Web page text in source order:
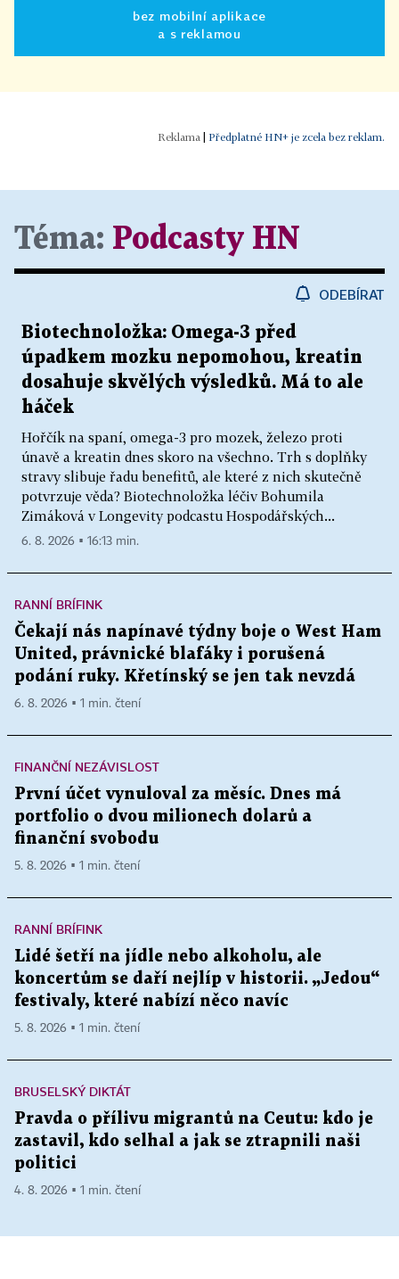
bez mobilní aplikace
a s reklamou
Předplatné HN+ je zcela bez reklam.
Téma: Podcasty HN
ODEBÍRAT
Biotechnoložka: Omega-3 před
úpadkem mozku nepomohou, kreatin
dosahuje skvělých výsledků. Má to ale
háček
Hořčík na spaní, omega-3 pro mozek, železo proti
únavě a kreatin dnes skoro na všechno. Trh s doplňky
stravy slibuje řadu benefitů, ale které z nich skutečně
potvrzuje věda? Biotechnoložka léčiv Bohumila
Zimáková v Longevity podcastu Hospodářských...
6. 8. 2026 ▪ 16:13 min.
RANNÍ BRÍFINK
Čekají nás napínavé týdny boje o West Ham
United, právnické blafáky i porušená
podání ruky. Křetínský se jen tak nevzdá
6. 8. 2026 ▪ 1 min. čtení
FINANČNÍ NEZÁVISLOST
První účet vynuloval za měsíc. Dnes má
portfolio o dvou milionech dolarů a
finanční svobodu
5. 8. 2026 ▪ 1 min. čtení
RANNÍ BRÍFINK
Lidé šetří na jídle nebo alkoholu, ale
koncertům se daří nejlíp v historii. „Jedou“
festivaly, které nabízí něco navíc
5. 8. 2026 ▪ 1 min. čtení
BRUSELSKÝ DIKTÁT
Pravda o přílivu migrantů na Ceutu: kdo je
zastavil, kdo selhal a jak se ztrapnili naši
politici
4. 8. 2026 ▪ 1 min. čtení